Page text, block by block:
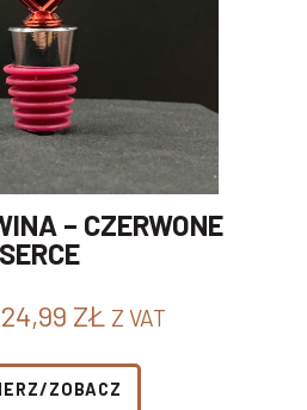
– CZERWONE
SERCE
24,99 ZŁ Z VAT
ZOBACZ